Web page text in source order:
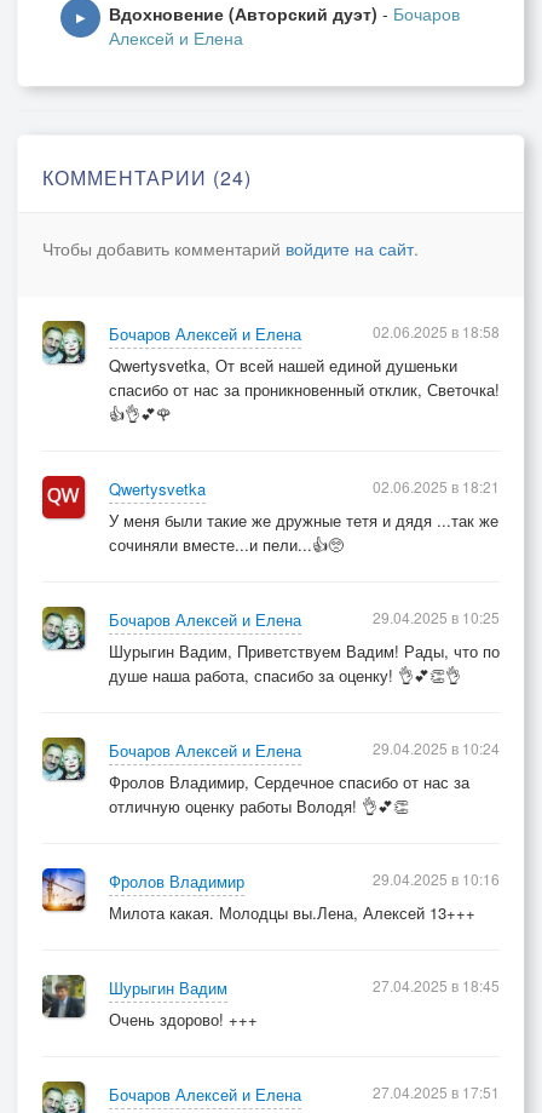
Вспоминай порой, родная, обо мне!
Дышу тобой любимая - тобой одной живу…
▶ Вдохновение (Авторский дуэт) - Бочаров
Алексей и Елена
КОММЕНТАРИИ (24)
Чтобы добавить комментарий войдите на сайт.
Бочаров Алексей и Елена
Qwertysvetka, От всей нашей единой душеньки
спасибо от нас за проникновенный отклик, Светочка!
👍👌💕🌹
02.06.2025 в 18:58
Qwertysvetka
У меня были такие же дружные тетя и дядя ...так же
сочиняли вместе...и пели...👍🥺
02.06.2025 в 18:21
Бочаров Алексей и Елена
Шурыгин Вадим, Приветствуем Вадим! Рады, что по
душе наша работа, спасибо за оценку! 👌💕👏👌
29.04.2025 в 10:25
Бочаров Алексей и Елена
Фролов Владимир, Сердечное спасибо от нас за
отличную оценку работы Володя! 👌💕👏
29.04.2025 в 10:24
Фролов Владимир
Милота какая. Молодцы вы.Лена, Алексей 13+++
29.04.2025 в 10:16
Шурыгин Вадим
Очень здорово! +++
27.04.2025 в 18:45
Бочаров Алексей и Елена
27.04.2025 в 17:51